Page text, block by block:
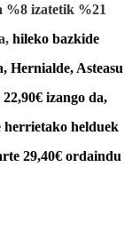
%8 izatetik %21
hileko bazkide
Asteasu
izango da,
herrietako helduek
29,40€ ordaindu